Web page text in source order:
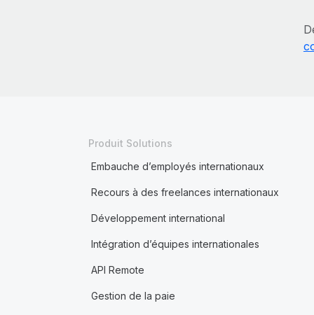
Produit Solutions
Embauche d’employés internationaux
Recours à des freelances internationaux
Développement international
Intégration d’équipes internationales
API Remote
Gestion de la paie